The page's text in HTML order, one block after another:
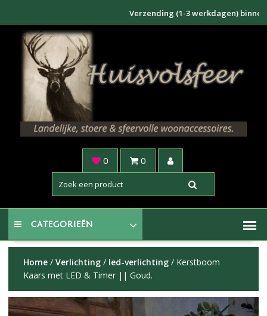
inhoud
Verzending (1-3 werkdagen) binnen NL
0 0
CATEGORIEËN
Home/ Verlichting/ led-verlichting/ Kerstboom
Kaars met LED & Timer || Goud.